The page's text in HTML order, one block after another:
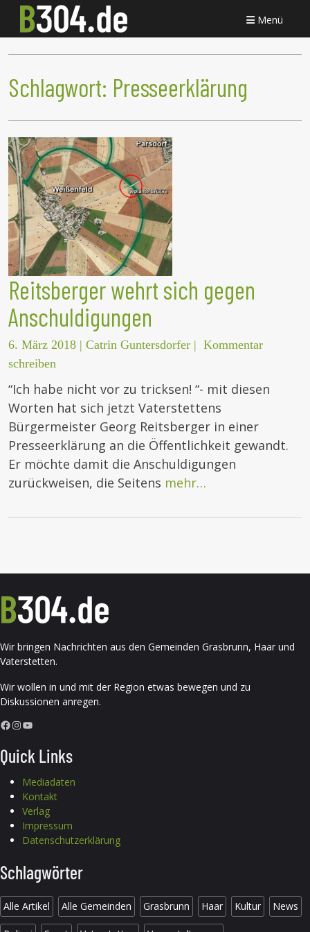
Menü
Schlagwort: Presseerklärung
Reitsberger wehrt sich gegen
Anschuldigungen
6. März 2018 | Catrin Guntersdorfer | Kommentar
schreiben
“Ich habe nicht vor zu tricksen! “- mit diesen
Worten hat sich jetzt Vaterstettens
Bürgermeister Georg Reitsberger in einer
Presseerklärung an die Öffentlichkeit gewandt.
Er möchte damit die Anschuldigungen
zurückweisen, die Seitens mehr…
Wir bringen Nachrichten aus den Gemeinden Grasbrunn, Haar und
Vaterstetten.
Wir wollen in und mit der Region etwas bewegen und zu
Diskussionen anregen.
Facebook InstagramYouTube
Quick Links
Mediadaten
Kontakt
Verlag
Impressum
Datenschutzerklärung
Schlagwörter
Alle Artikel Alle Gemeinden Grasbrunn Haar Kultur News